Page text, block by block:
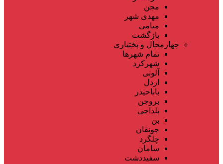
مجن
مهدی شهر
میامی
بازگشت
چهارمحال و بختیاری
تمام شهر‌ها
شهرکرد
آلونی
اردل
باباحیدر
بروجن
بلداجی
بن
جونقان
چلگرد
سامان
سفیددشت